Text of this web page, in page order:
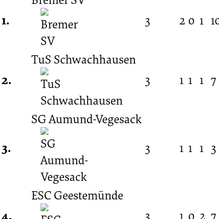
03.
Spieltag
21.12.2019
2019/2020
(BFV-
1.
3
2 0 1
2.
TuS Schwachhausen
3
1 1 1 7
3.
SG Aumund-Vegesack
3
1 1 1 3
4.
ESC Geestemünde
3
1 0 2 7